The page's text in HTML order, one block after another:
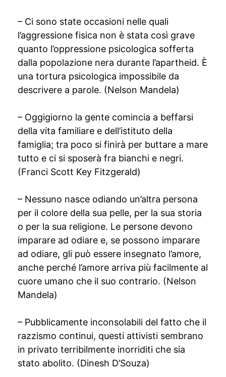
– Ci sono state occasioni nelle quali
l’aggressione fisica non è stata così grave
quanto l’oppressione psicologica sofferta
dalla popolazione nera durante l’apartheid. È
una tortura psicologica impossibile da
descrivere a parole. (Nelson Mandela)
– Oggigiorno la gente comincia a beffarsi
della vita familiare e dell’istituto della
famiglia; tra poco si finirà per buttare a mare
tutto e ci si sposerà fra bianchi e negri.
(Franci Scott Key Fitzgerald)
– Nessuno nasce odiando un’altra persona
per il colore della sua pelle, per la sua storia
o per la sua religione. Le persone devono
imparare ad odiare e, se possono imparare
ad odiare, gli può essere insegnato l’amore,
anche perché l’amore arriva più facilmente al
cuore umano che il suo contrario. (Nelson
Mandela)
– Pubblicamente inconsolabili del fatto che il
razzismo continui, questi attivisti sembrano
in privato terribilmente inorriditi che sia
stato abolito. (Dinesh D’Souza)